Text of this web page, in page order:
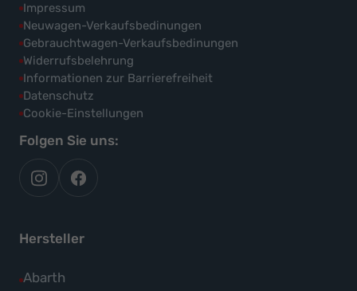
Impressum
Neuwagen-Verkaufsbedinungen
Gebrauchtwagen-Verkaufsbedinungen
Widerrufsbelehrung
Informationen zur Barrierefreiheit
Datenschutz
Cookie-Einstellungen
Folgen Sie uns:
autoflex
auf
autoflex24
auf
Hersteller
Abarth
Alle